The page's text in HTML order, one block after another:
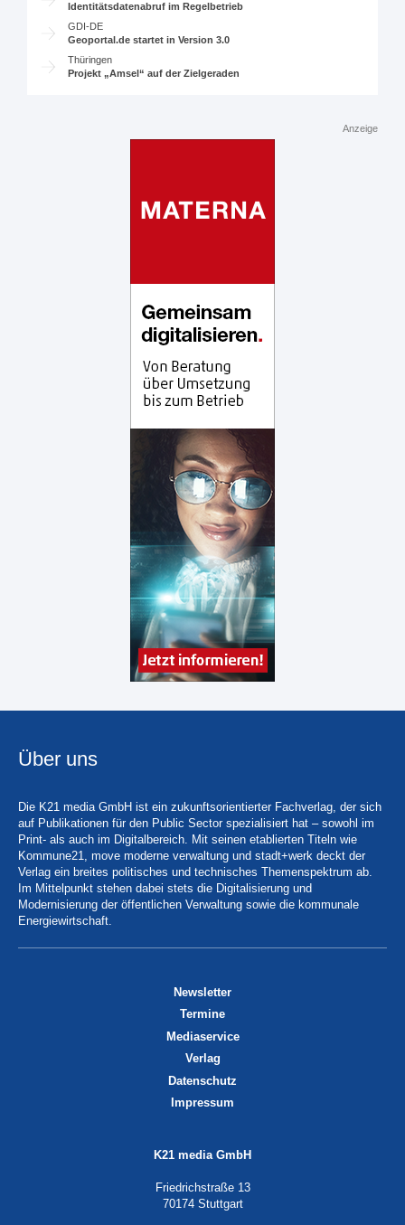
Identitätsdatenabruf im Regelbetrieb
GDI-DE
Geoportal.de startet in Version 3.0
Thüringen
Projekt „Amsel“ auf der Zielgeraden
Anzeige
Über uns
Die K21 media GmbH ist ein zukunftsorientierter Fachverlag, der sich
auf Publikationen für den Public Sector spezialisiert hat – sowohl im
Print- als auch im Digitalbereich. Mit seinen etablierten Titeln wie
Kommune21, move moderne verwaltung und stadt+werk deckt der
Verlag ein breites politisches und technisches Themenspektrum ab.
Im Mittelpunkt stehen dabei stets die Digitalisierung und
Modernisierung der öffentlichen Verwaltung sowie die kommunale
Energiewirtschaft.
Newsletter
Termine
Mediaservice
Verlag
Datenschutz
Impressum
K21 media GmbH
Friedrichstraße 13
70174 Stuttgart